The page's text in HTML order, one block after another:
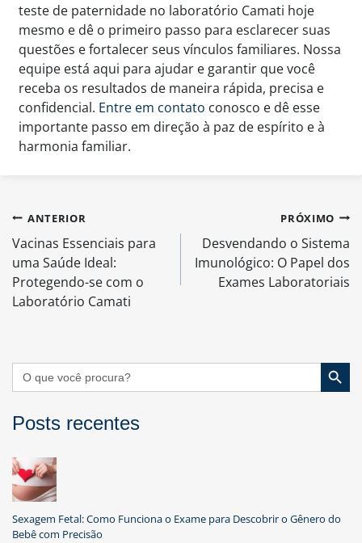
teste de paternidade no laboratório Camati hoje
mesmo e dê o primeiro passo para esclarecer suas
questões e fortalecer seus vínculos familiares. Nossa
equipe está aqui para ajudar e garantir que você
receba os resultados de maneira rápida, precisa e
confidencial. Entre em contato conosco e dê esse
importante passo em direção à paz de espírito e à
harmonia familiar.
Navegação
de
Post
ANTERIOR
Vacinas Essenciais para
uma Saúde Ideal:
Protegendo-se com o
Laboratório Camati
PRÓXIMO
Desvendando o Sistema
Imunológico: O Papel dos
Exames Laboratoriais
Search
for:
Search Button
Posts recentes
Sexagem Fetal: Como Funciona o Exame para Descobrir o Gênero do
Bebê com Precisão